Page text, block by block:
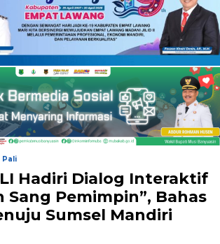
Pali
Hadiri Dialog Interaktif
Sang Pemimpin”, Bahas
Sumsel Mandiri